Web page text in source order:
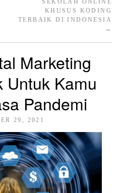
SEKOLAH ONLINE
KHUSUS KODING
TERBAIK DI INDONESIA
→
Marketing
Untuk Kamu
Pandemi
29, 2021